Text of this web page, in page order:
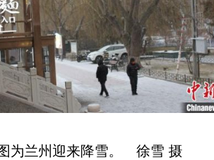
为兰州迎来降雪。 徐雪 摄